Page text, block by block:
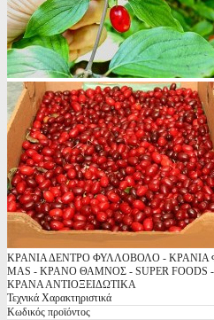
ΚΡΑΝΙΑ ΔΕΝΤΡΟ ΦΥΛΛΟΒΟΛΟ - ΚΡΑΝΙΑ
MAS - ΚΡΑΝΟ ΘΑΜΝΟΣ - SUPER
ΚΡΑΝΑ ΑΝΤΙΟΞΕΙΔΩΤΙΚΑ
Τεχνικά Χαρακτηριστικά
Κωδικός προϊόντος